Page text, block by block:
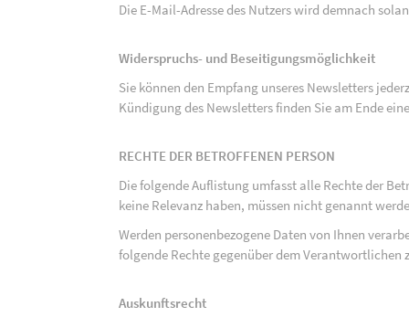
Die E-Mail-Adresse des Nutzers wird demnach
Widerspruchs- und Beseitigungsmöglichkeit
Sie können den Empfang unseres Newsletters
Kündigung des Newsletters finden Sie am Ende
RECHTE DER BETROFFENEN PERSON
Die folgende Auflistung umfasst alle Rechte der
keine Relevanz haben, müssen nicht genannt
Werden personenbezogene Daten von Ihnen
folgende Rechte gegenüber dem Verantwortlichen
Auskunftsrecht